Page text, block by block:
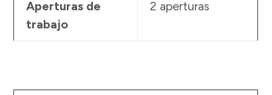
Aperturas de
trabajo
2 aperturas